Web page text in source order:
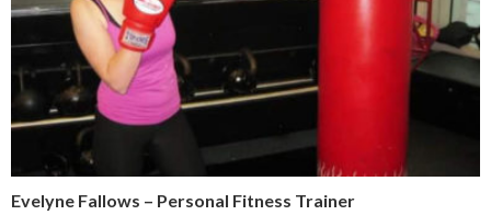
Evelyne Fallows – Personal Fitness Trainer